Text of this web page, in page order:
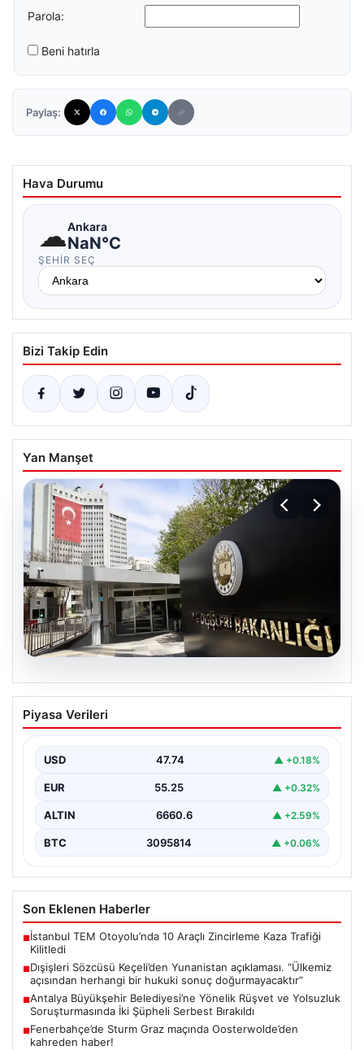
Parola:
Beni hatırla
Paylaş:
Hava Durumu
☁Ankara
NaN°C
ŞEHIR SEÇ
Bizi Takip Edin
Yan Manşet
07.08.2026
Dışişleri Sözcüsü Keçeli’den
Yunanistan açıklaması. “Ülkemiz
doğurmayacaktır”
Piyasa Verileri
USD 47.74 ▲ +0.18%
EUR 55.25 ▲ +0.32%
ALTIN 6660.6 ▲ +2.59%
BTC 3095814 ▲ +0.06%
Son Eklenen Haberler
■İstanbul TEM Otoyolu’nda 10 Araçlı Zincirleme Kaza Trafiği
Kilitledi
■Dışişleri Sözcüsü Keçeli’den Yunanistan açıklaması. “Ülkemiz
açısından herhangi bir hukuki sonuç doğurmayacaktır”
■Antalya Büyükşehir Belediyesi’ne Yönelik Rüşvet ve Yolsuzluk
Soruşturmasında İki Şüpheli Serbest Bırakıldı
■Fenerbahçe’de Sturm Graz maçında Oosterwolde’den
kahreden haber!